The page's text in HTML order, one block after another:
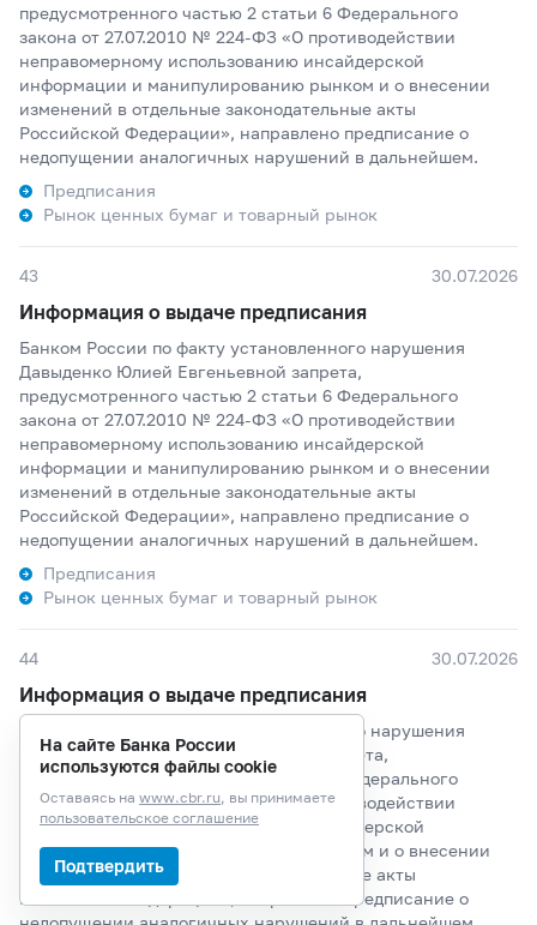
предусмотренного частью 2 статьи 6 Федерального
закона от 27.07.2010 № 224-ФЗ «О противодействии
неправомерному использованию инсайдерской
информации и манипулированию рынком и о внесении
изменений в отдельные законодательные акты
Российской Федерации», направлено предписание о
недопущении аналогичных нарушений в дальнейшем.
Предписания
Рынок ценных бумаг и товарный рынок
43 30.07.2026
Информация о выдаче предписания
Банком России по факту установленного нарушения
Давыденко Юлией Евгеньевной запрета,
предусмотренного частью 2 статьи 6 Федерального
закона от 27.07.2010 № 224-ФЗ «О противодействии
неправомерному использованию инсайдерской
информации и манипулированию рынком и о внесении
изменений в отдельные законодательные акты
Российской Федерации», направлено предписание о
недопущении аналогичных нарушений в дальнейшем.
Предписания
Рынок ценных бумаг и товарный рынок
44 30.07.2026
Информация о выдаче предписания
Банком России по факту установленного нарушения
Акчуриным Шамилем Булатовичем запрета,
предусмотренного частью 2 статьи 6 Федерального
закона от 27.07.2010 № 224-ФЗ «О противодействии
неправомерному использованию инсайдерской
информации и манипулированию рынком и о внесении
изменений в отдельные законодательные акты
Российской Федерации», направлено предписание о
На сайте Банка России
используются файлы cookie
Оставаясь на www.cbr.ru, вы принимаете
пользовательское соглашение
Подтвердить